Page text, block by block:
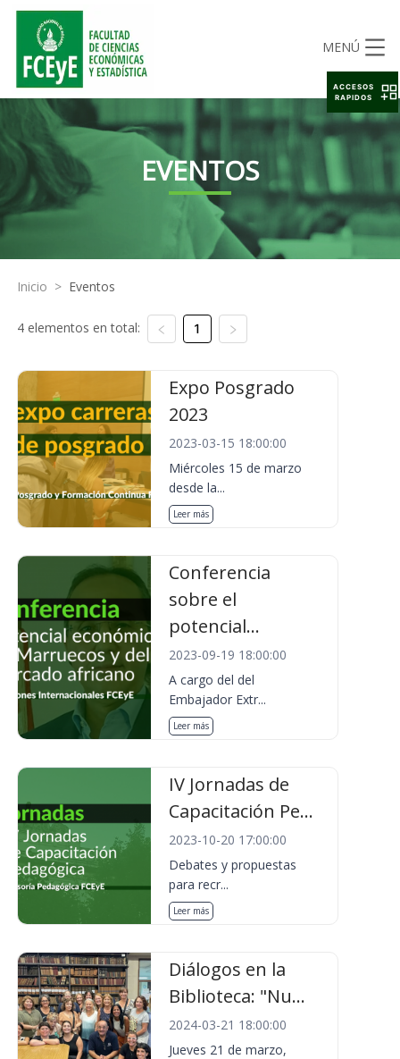
MENÚ
EVENTOS
Inicio > Eventos
4 elementos en total: 1
Expo Posgrado
2023
2023-03-15 18:00:00
Miércoles 15 de marzo
desde la...
Leer más
Conferencia
sobre el
potencial...
2023-09-19 18:00:00
A cargo del del
Embajador Extr...
Leer más
IV Jornadas de
Capacitación Pe...
2023-10-20 17:00:00
Debates y propuestas
para recr...
Leer más
Diálogos en la
Biblioteca: "Nu...
2024-03-21 18:00:00
Jueves 21 de marzo,
ACCESOS
RAPIDOS